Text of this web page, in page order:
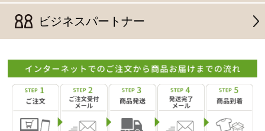
ビジネスパートナー